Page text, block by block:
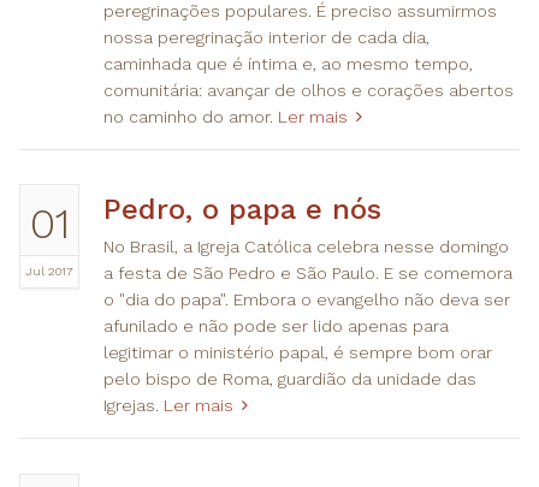
peregrinações populares. É preciso assumirmos
nossa peregrinação interior de cada dia,
caminhada que é íntima e, ao mesmo tempo,
comunitária: avançar de olhos e corações abertos
no caminho do amor. Ler mais
01
Jul 2017
Pedro, o papa e nós
No Brasil, a Igreja Católica celebra nesse domingo
a festa de São Pedro e São Paulo. E se comemora
o "dia do papa". Embora o evangelho não deva ser
afunilado e não pode ser lido apenas para
legitimar o ministério papal, é sempre bom orar
pelo bispo de Roma, guardião da unidade das
Igrejas. Ler mais